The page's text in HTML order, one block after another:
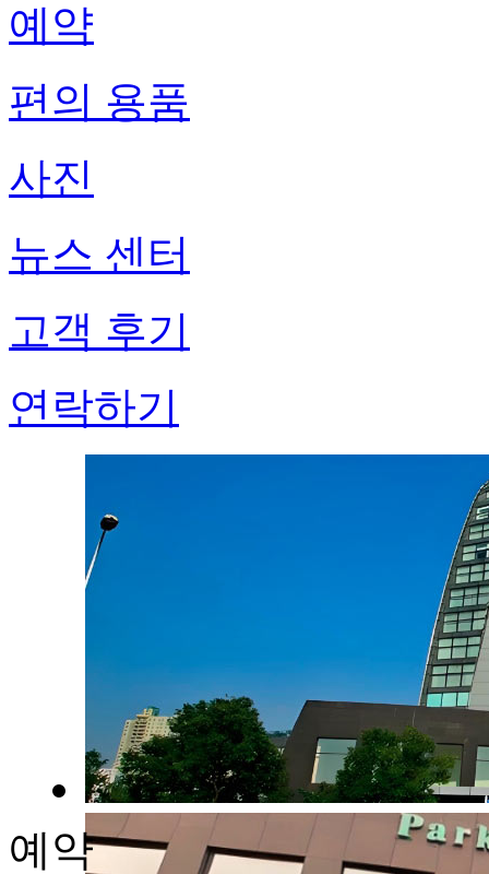
예약
편의 용품
사진
뉴스 센터
고객 후기
연락하기
예약